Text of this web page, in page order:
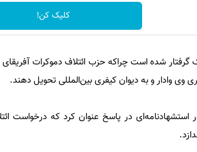
کلیک کن!
گرفتار شده است چراکه حزب ائتلاف دموکرات
وادار و به دیوان کیفری بین‌المللی تحویل دهند.
استشهادنامه‌ای در پاسخ عنوان کرد که درخواست